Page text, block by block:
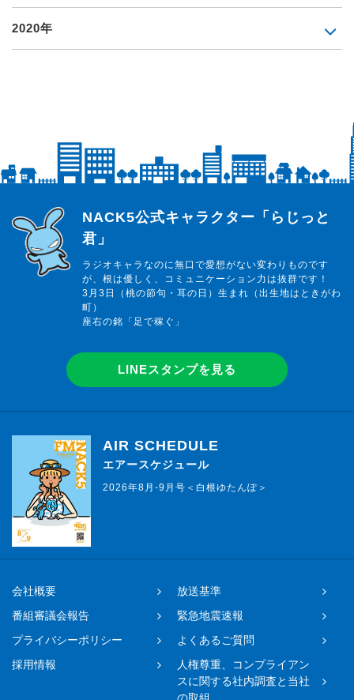
2020年
らじっと君
NACK5公式キャラクター「らじっと
君」
ラジオキャラなのに無口で愛想がない変わりものです
が、根は優しく、コミュニケーション力は抜群です！
3月3日（桃の節句・耳の日）生まれ（出生地はときがわ
町）
座右の銘「足で稼ぐ」
LINEスタンプを見る
AIR SCHEDULE
エアースケジュール
2026年8月-9月号＜白根ゆたんぽ＞
会社概要
放送基準
番組審議会報告
緊急地震速報
プライバシーポリシー
よくあるご質問
採用情報
人権尊重、コンプライアン
スに関する社内調査と当社
の取組